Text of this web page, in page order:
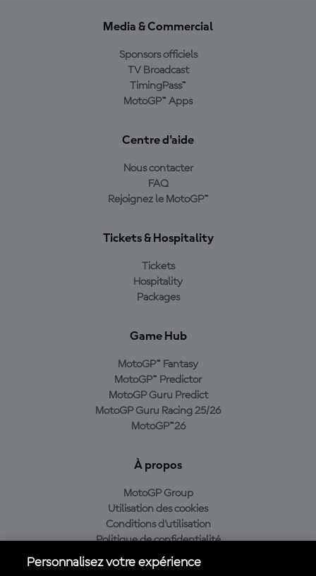
Media & Commercial
Sponsors officiels
TV Broadcast
TimingPass™
MotoGP™ Apps
Centre d'aide
Nous contacter
FAQ
Rejoignez le MotoGP™
Tickets & Hospitality
Tickets
Hospitality
Packages
Game Hub
MotoGP™ Fantasy
MotoGP™ Predictor
MotoGP Guru Predict
MotoGP Guru Racing 25/26
MotoGP™26
À propos
MotoGP Group
Utilisation des cookies
Conditions d'utilisation
Politique de confidentialité
Politique d’achat
Personnalisez votre expérience